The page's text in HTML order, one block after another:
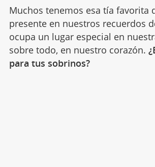
Muchos tenemos esa tía favorita
presente en nuestros recuerdos
ocupa un lugar especial en
sobre todo, en nuestro corazón.
para tus sobrinos?